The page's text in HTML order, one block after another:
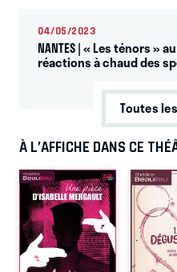
04/05/2023
NANTES | « Les ténors »
réactions à chaud des
Toutes
À L’AFFICHE DANS CE